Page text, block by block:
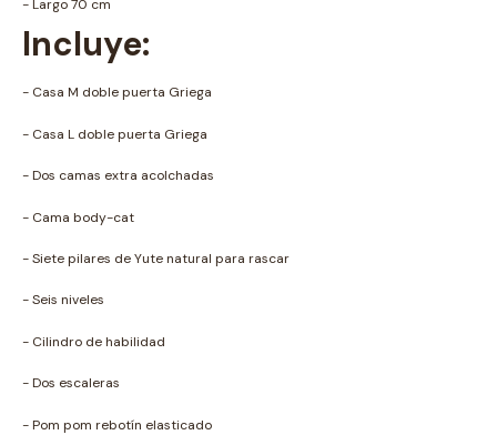
- Largo 70 cm
Incluye:
- Casa M doble puerta Griega
- Casa L doble puerta Griega
- Dos camas extra acolchadas
- Cama body-cat
- Siete pilares de Yute natural para rascar
- Seis niveles
- Cilindro de habilidad
- Dos escaleras
- Pom pom rebotín elasticado